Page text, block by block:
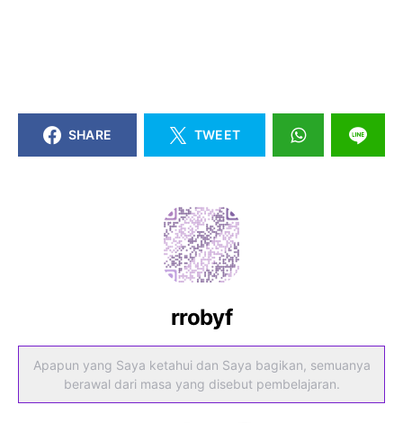
SHARE TWEET
rrobyf
Apapun yang Saya ketahui dan Saya bagikan, semuanya
berawal dari masa yang disebut pembelajaran.